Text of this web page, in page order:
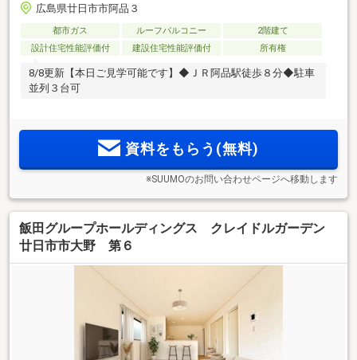
広島県廿日市市阿品３
都市ガス ルーフバルコニー
2階建て
設計住宅性能評価付
建設住宅性能評価付 所有権
8/8更新【本日ご見学可能です】◆ＪＲ阿品駅徒歩８分◆駐車
並列３台可
資料をもらう(無料)
※SUUMOのお問い合わせページへ移動します
飯田グループホールディングス クレイドルガーデン
廿日市市大野 第６